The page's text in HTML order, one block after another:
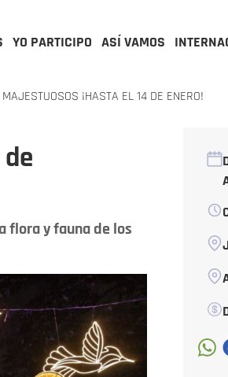
YO PARTICIPO ASÍ VAMOS
¡HASTA EL 14 DE ENERO!
flora y fauna de los